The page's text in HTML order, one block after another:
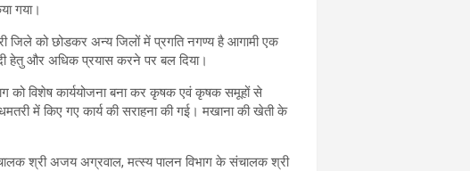
गया।
जिले को छोडकर अन्य जिलों में प्रगति नगण्य है आगामी एक
हेतु और अधिक प्रयास करने पर बल दिया।
को विशेष कार्ययोजना बना कर कृषक एवं कृषक समूहों से
में किए गए कार्य की सराहना की गई। मखाना की खेती के
श्री अजय अग्रवाल, मत्स्य पालन विभाग के संचालक श्री